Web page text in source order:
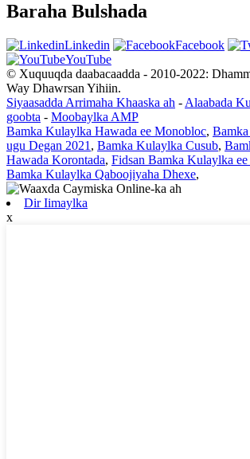
Baraha Bulshada
Linkedin Facebook
YouTube
© Xuquuqda daabacaadda - 2010-2022:
Way Dhawrsan Yihiin.
Siyaasadda Arrimaha Khaaska ah - Alaabada
goobta - Moobaylka AMP
Bamka Kulaylka Hawada ee Monobloc,
ugu Degan 2021 , Bamka Kulaylka Cusub,
Hawada Korontada, Fidsan Bamka Kulaylka
Bamka Kulaylka Qaboojiyaha Dhexe,
Dir Iimaylka
x